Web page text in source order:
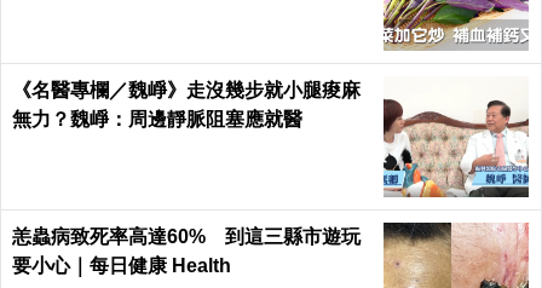
《名醫專欄／魏崢》走沒幾步就小腿痠麻
無力？魏崢：周邊靜脈阻塞應就醫
恙蟲病致死率高達60% 到這三縣市遊玩
要小心｜每日健康 Health